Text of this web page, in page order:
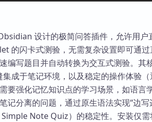
设计的极简问答插件，允许用
的闪卡式测验，无需复杂设置即可通
编写题目并自动转换为交互式测验。其
成于笔记环境，以及稳定的操作体验
要强化记忆知识点的学习场景，如语言
记分离的问题，通过原生语法实现“边
Note Quiz）的稳定性。安装仅